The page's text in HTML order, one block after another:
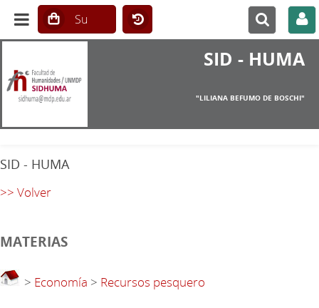
SID - HUMA
"LILIANA BEFUMO DE BOSCHI"
SID - HUMA
>> Volver
MATERIAS
> Economía > Recursos pesquero